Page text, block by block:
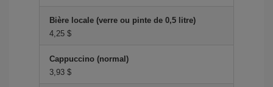
Bière locale (verre ou pinte de 0,5 litre)
4,25 $
Cappuccino (normal)
3,93 $